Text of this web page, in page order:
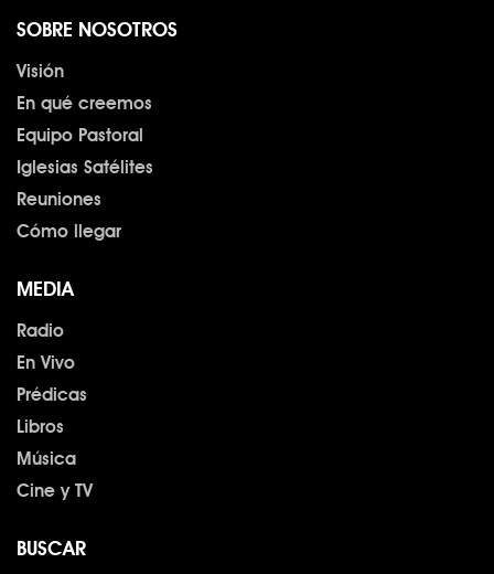
SOBRE NOSOTROS
Visión
En qué creemos
Equipo Pastoral
Iglesias Satélites
Reuniones
Cómo llegar
MEDIA
Radio
En Vivo
Prédicas
Libros
Música
Cine y TV
BUSCAR